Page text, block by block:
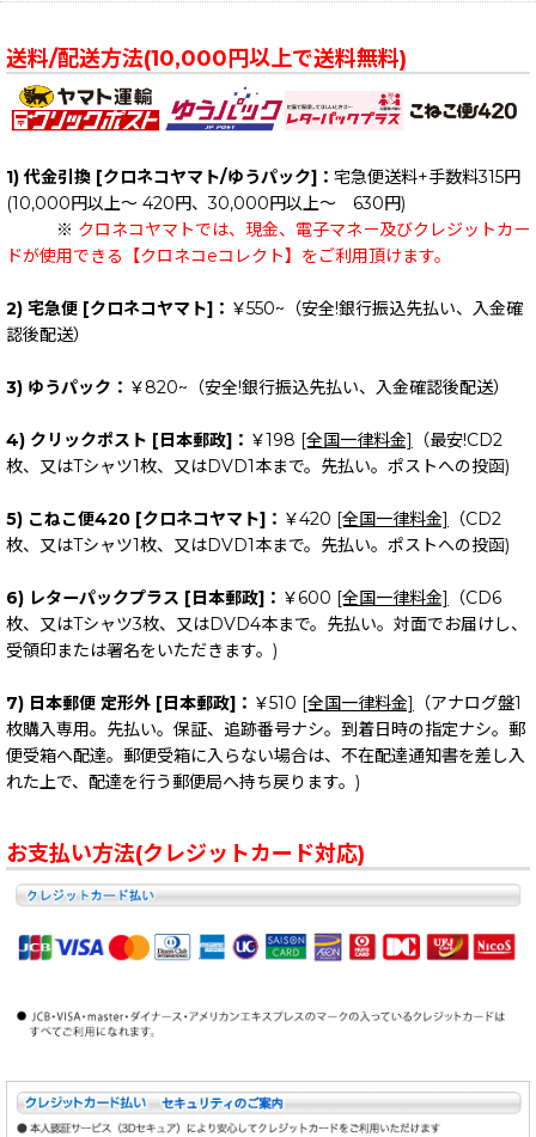
送料/配送方法(10,000円以上で送料無料)
1) 代金引換 [クロネコヤマト/ゆうパック]： 宅急便送料+手数料315円
(10,000円以上～ 420円、30,000円以上～ 630円)
※ クロネコヤマトでは、現金、電子マネー及びクレジットカー
ドが使用できる【クロネコeコレクト】をご利用頂けます。
2) 宅急便 [クロネコヤマト]： ￥550~（安全!銀行振込先払い、入金確
認後配送）
3) ゆうパック： ￥820~（安全!銀行振込先払い、入金確認後配送）
4) クリックポスト [日本郵政]： ￥198 [全国一律料金]
（最安!CD2
枚、又はTシャツ1枚、又はDVD1本まで。先払い。ポストへの投函)
5) こねこ便420 [クロネコヤマト]： ￥420 [全国一律料金]
（CD2
枚、又はTシャツ1枚、又はDVD1本まで。先払い。ポストへの投函)
6) レターパックプラス [日本郵政]： ￥600 [全国一律料金]
（CD6
枚、又はTシャツ3枚、又はDVD4本まで。先払い。対面でお届けし、
受領印または署名をいただきます。)
7) 日本郵便 定形外 [日本郵政]： ￥510 [全国一律料金]
（アナログ盤1
枚購入専用。先払い。保証、追跡番号ナシ。到着日時の指定ナシ。郵
便受箱へ配達。郵便受箱に入らない場合は、不在配達通知書を差し入
れた上で、配達を行う郵便局へ持ち戻ります。)
お支払い方法(クレジットカード対応)